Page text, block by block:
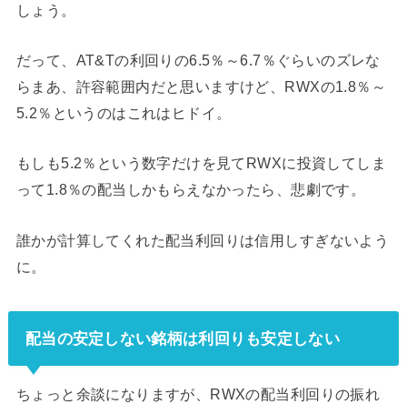
しょう。
だって、AT&Tの利回りの6.5％～6.7％ぐらいのズレな
らまあ、許容範囲内だと思いますけど、RWXの1.8％～
5.2％というのはこれはヒドイ。
もしも5.2％という数字だけを見てRWXに投資してしま
って1.8％の配当しかもらえなかったら、悲劇です。
誰かが計算してくれた配当利回りは信用しすぎないよう
に。
配当の安定しない銘柄は利回りも安定しない
ちょっと余談になりますが、RWXの配当利回りの振れ